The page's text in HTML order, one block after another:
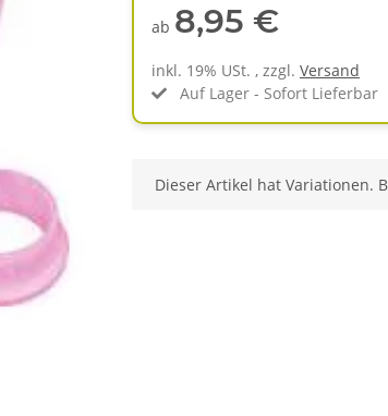
ab 8,95 €
inkl. 19% USt. , zzgl. Versand
Auf Lager - Sofort Lieferbar
x
Dieser Artikel hat Variationen.